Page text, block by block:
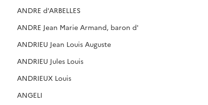
ANDRE d'ARBELLES
ANDRE Jean Marie Armand, baron d'
ANDRIEU Jean Louis Auguste
ANDRIEU Jules Louis
ANDRIEUX Louis
ANGELI